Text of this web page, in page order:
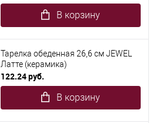
В корзину
Тарелка обеденная 26,6 см JEWEL
Латте (керамика)
122.24 руб.
В корзину